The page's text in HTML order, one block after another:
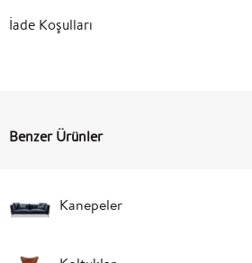
İade Koşulları
Benzer Ürünler
Kanepeler